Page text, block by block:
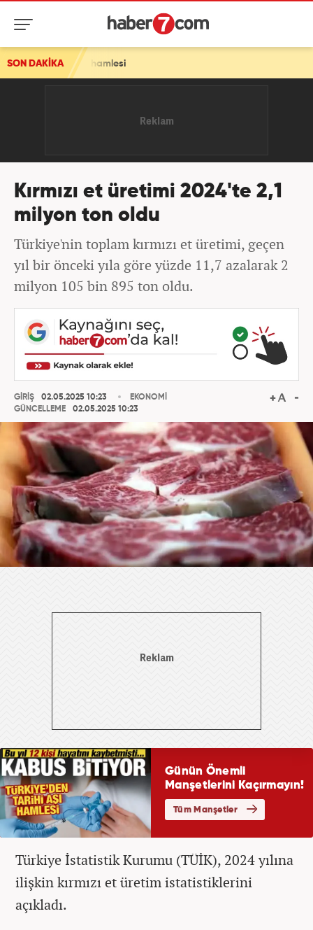
SON DAKİKA
aşı hamlesi
Kırmızı et üretimi 2024'te 2,1
milyon ton oldu
Türkiye'nin toplam kırmızı et üretimi, geçen
yıl bir önceki yıla göre yüzde 11,7 azalarak 2
milyon 105 bin 895 ton oldu.
GİRİŞ
02.05.2025 10:23
GÜNCELLEME
02.05.2025 10:23
EKONOMİ
Türkiye İstatistik Kurumu (TÜİK), 2024 yılına
ilişkin kırmızı et üretim istatistiklerini
açıkladı.